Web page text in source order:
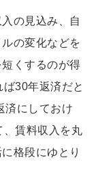
の見込み、自
の変化などを
くするのが得
30年返済だと
済にしておけ
、賃料収入を丸
格段にゆとり